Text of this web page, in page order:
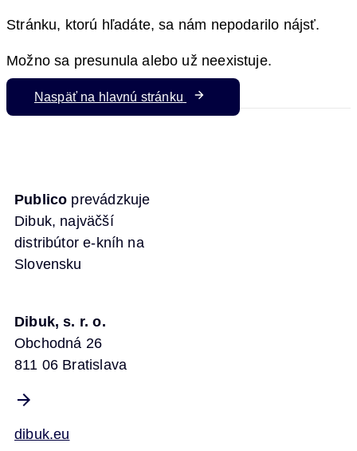
Stránku, ktorú hľadáte, sa nám nepodarilo nájsť.
Možno sa presunula alebo už neexistuje.
Naspäť na hlavnú stránku
Publico prevádzkuje
Dibuk, najväčší
distribútor e-kníh na
Slovensku
Dibuk, s. r. o.
Obchodná 26
811 06 Bratislava
dibuk.eu